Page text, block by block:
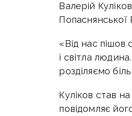
Валерій
Попаснянської
«Від нас пішов
і світла
розділяємо
Куліков став
повідомляє